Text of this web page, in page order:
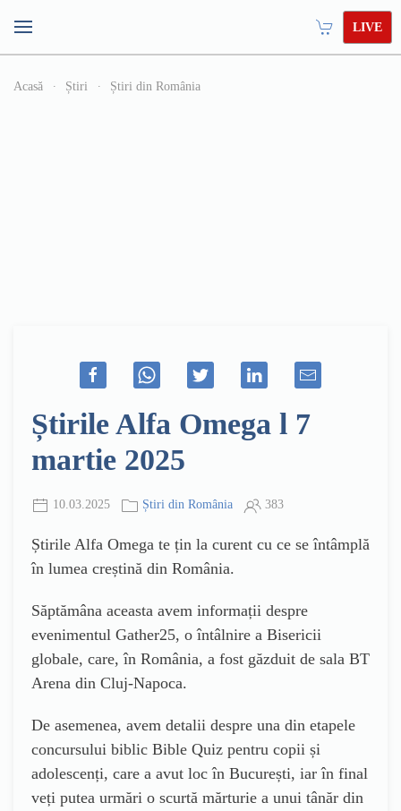
LIVE
Acasă Știri Știri din România
Știrile Alfa Omega l 7
martie 2025
10.03.2025 Știri din România 383
Știrile Alfa Omega te țin la curent cu ce se întâmplă
în lumea creștină din România.
Săptămâna aceasta avem informații despre
evenimentul Gather25, o întâlnire a Bisericii
globale, care, în România, a fost găzduit de sala BT
Arena din Cluj-Napoca.
De asemenea, avem detalii despre una din etapele
concursului biblic Bible Quiz pentru copii și
adolescenți, care a avut loc în București, iar în final
veți putea urmări o scurtă mărturie a unui tânăr din